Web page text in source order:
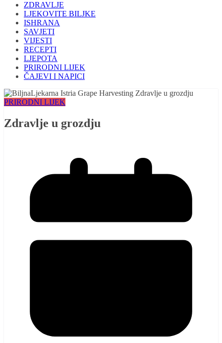
ZDRAVLJE
LJEKOVITE BILJKE
ISHRANA
SAVJETI
VIJESTI
RECEPTI
LJEPOTA
PRIRODNI LIJEK
ČAJEVI I NAPICI
PRIRODNI LIJEK
Zdravlje u grozdju